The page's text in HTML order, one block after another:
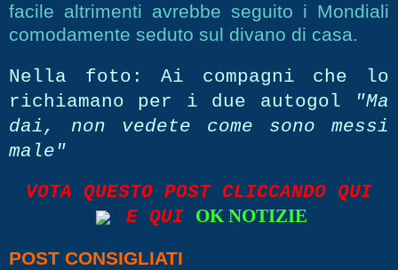
facile altrimenti avrebbe seguito i Mondiali
comodamente seduto sul divano di casa.
Nella foto:
Ai compagni che lo
richiamano per i due autogol
"Ma
dai, non vedete come sono messi
male"
VOTA QUESTO POST CLICCANDO QUI
E QUI
OK NOTIZIE
POST CONSIGLIATI